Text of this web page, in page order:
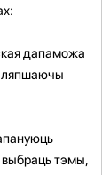
дапаможа
тэмы,